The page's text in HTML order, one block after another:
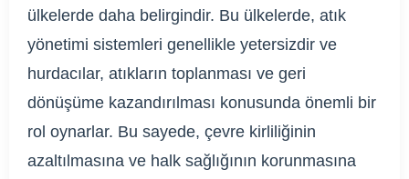
ülkelerde daha belirgindir. Bu ülkelerde, atık
yönetimi sistemleri genellikle yetersizdir ve
hurdacılar, atıkların toplanması ve geri
dönüşüme kazandırılması konusunda önemli bir
rol oynarlar. Bu sayede, çevre kirliliğinin
azaltılmasına ve halk sağlığının korunmasına